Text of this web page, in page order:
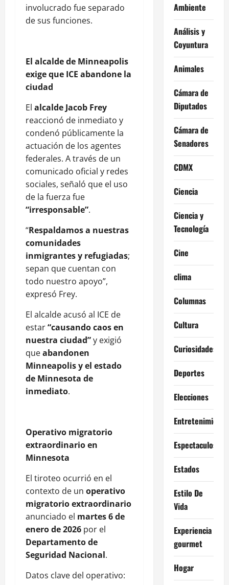
involucrado fue separado
de sus funciones.
El alcalde de Minneapolis
exige que ICE abandone la
ciudad
El alcalde Jacob Frey
reaccionó de inmediato y
condenó públicamente la
actuación de los agentes
federales. A través de un
comunicado oficial y redes
sociales, señaló que el uso
de la fuerza fue
“irresponsable”.
“Respaldamos a nuestras
comunidades
inmigrantes y refugiadas;
sepan que cuentan con
todo nuestro apoyo”,
expresó Frey.
El alcalde acusó al ICE de
estar“causando caos en
nuestra ciudad”y exigió
queabandonen
Minneapolis y el estado
de Minnesota de
inmediato.
Operativo migratorio
extraordinario en
Minnesota
El tiroteo ocurrió en el
contexto de un operativo
migratorio extraordinario
anunciado el martes 6 de
enero de 2026 por el
Departamento de
Seguridad Nacional.
Datos clave del operativo:
Ambiente
Análisis y
Coyuntura
Animales
Cámara de
Diputados
Cámara de
Senadores
CDMX
Ciencia
Ciencia y
Tecnología
Cine
clima
Columnas
Cultura
Curiosidades
Deportes
Elecciones
Entretenimiento
Espectaculos
Estados
Estilo De
Vida
Experiencia
gourmet
Hogar